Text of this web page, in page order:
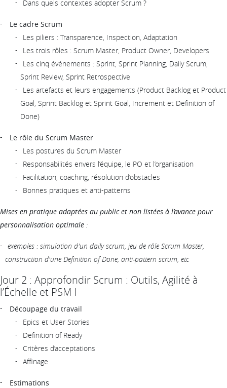
Dans quels contextes adopter Scrum ?
Le cadre Scrum
Les piliers : Transparence, Inspection, Adaptation
Les trois rôles : Scrum Master, Product Owner, Developers
Les cinq événements : Sprint, Sprint Planning, Daily Scrum,
Sprint Review, Sprint Retrospective
Les artefacts et leurs engagements (Product Backlog et Product
Goal, Sprint Backlog et Sprint Goal, Increment et Definition of
Done)
Le rôle du Scrum Master
Les postures du Scrum Master
Responsabilités envers l’équipe, le PO et l’organisation
Facilitation, coaching, résolution d’obstacles
Bonnes pratiques et anti-patterns
Mises en pratique adaptées au public et non listées à l’avance pour
personnalisation optimale :
exemples : simulation d'un daily scrum, jeu de rôle Scrum Master,
construction d'une Definition of Done, anti-pattern scrum, etc
Jour 2 : Approfondir Scrum : Outils, Agilité à
l’Échelle et PSM I
Découpage du travail
Epics et User Stories
Definition of Ready
Critères d’acceptations
Affinage
Estimations